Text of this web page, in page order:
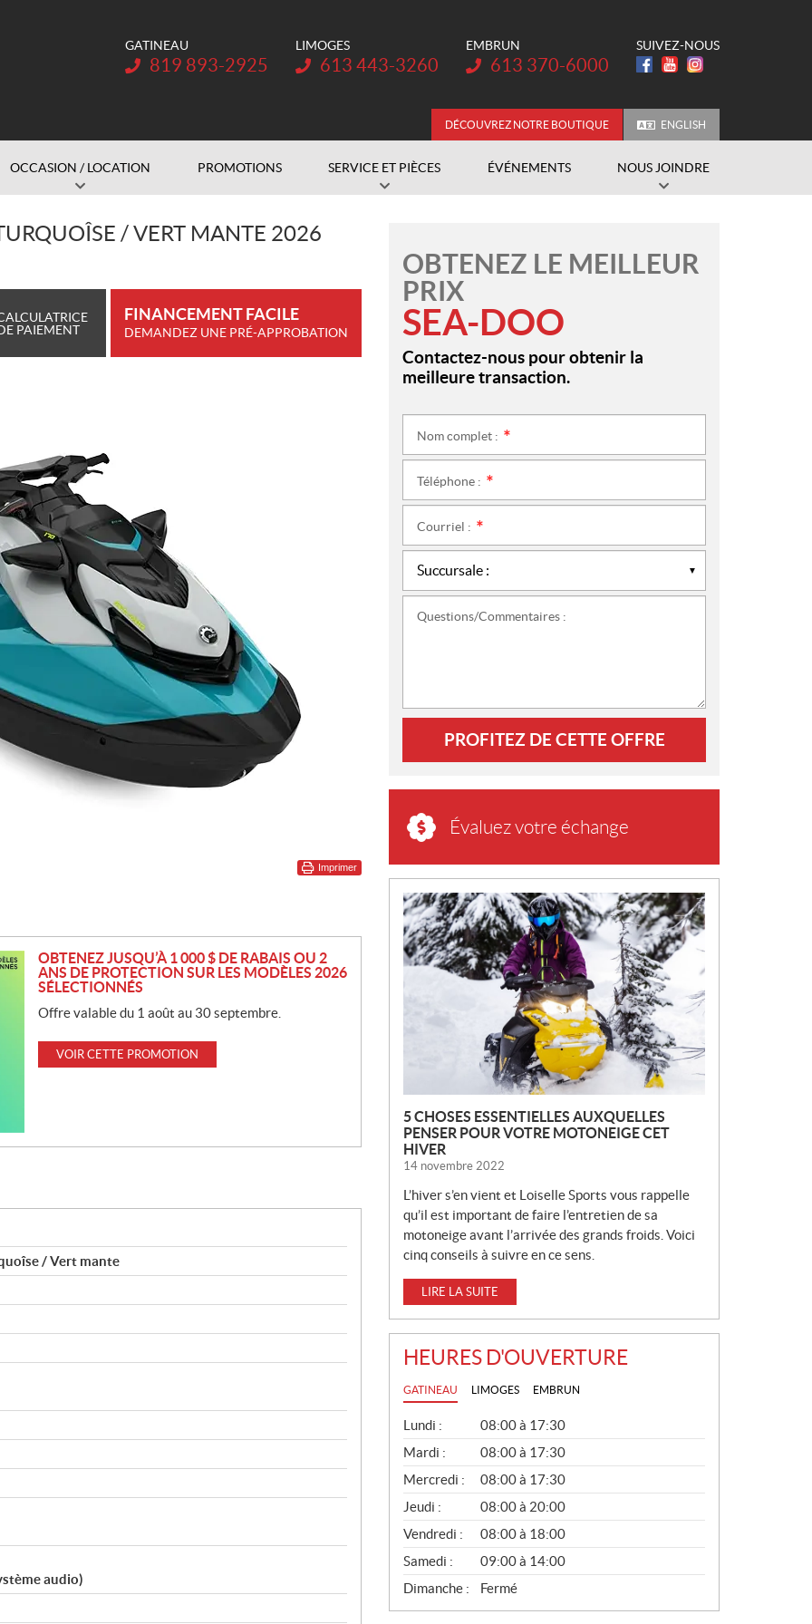
GATINEAU
Téléphone :
819 893-2925
LIMOGES
Téléphone :
613 443-3260
EMBRUN
Téléphone :
613 370-6000
SUIVEZ-NOUS
DÉCOUVREZ NOTRE BOUTIQUE ENGLISH
OCCASION / LOCATION PROMOTIONS SERVICE ET PIÈCES ÉVÉNEMENTS NOUS JOINDRE
/ VERT MANTE 2026
PAIEMENT
FINANCEMENT FACILE
DEMANDEZ UNE PRÉ-APPROBATION
Imprimer
OBTENEZ JUSQU’À 1 000 $ DE RABAIS OU 2
ANS DE PROTECTION SUR LES MODÈLES 2026
SÉLECTIONNÉS
Offre valable du 1 août au 30 septembre.
VOIR CETTE PROMOTION
/ Vert mante
audio)
OBTENEZ LE MEILLEUR
PRIX
SEA-DOO
Contactez-nous pour obtenir la
meilleure transaction.
Nom complet :
Téléphone :
Courriel :
Questions/Commentaires :
PROFITEZ DE CETTE OFFRE
Évaluez votre échange
N
O
U
V
5 CHOSES ESSENTIELLES AUXQUELLES
PENSER POUR VOTRE MOTONEIGE CET
HIVER
14 novembre 2022
L’hiver s’en vient et Loiselle Sports vous rappelle
qu’il est important de faire l’entretien de sa
motoneige avant l’arrivée des grands froids. Voici
cinq conseils à suivre en ce sens.
LIRE LA SUITE
HEURES D'OUVERTURE
GATINEAU LIMOGES EMBRUN
G
É
N
É
R
A
L
Lundi :
08:00 à 17:30
Mardi :
08:00 à 17:30
Mercredi :
08:00 à 17:30
Jeudi :
08:00 à 20:00
Vendredi :
08:00 à 18:00
Samedi :
09:00 à 14:00
Dimanche :
Fermé